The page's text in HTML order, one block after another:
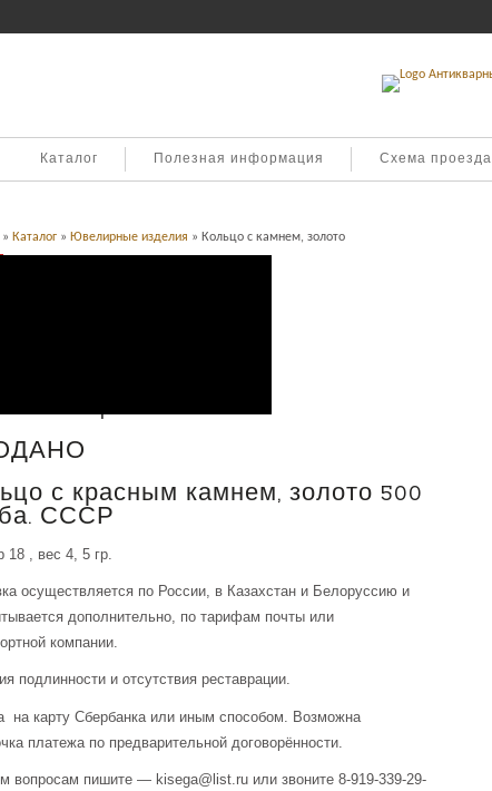
Каталог Полезная информация Схема проезда
» Каталог » Ювелирные изделия » Кольцо с камнем, золото
с камнем, золото
товара
с красным камнем, золото 500
СССР
18 , вес 4, 5 гр.
осуществляется по России, в Казахстан и Белоруссию и
дополнительно, по тарифам почты или
компании.
подлинности и отсутствия реставрации.
на карту Сбербанка или иным способом. Возможна
платежа по предварительной договорённости.
вопросам пишите — kisega@list.ru или звоните 8-919-339-29-